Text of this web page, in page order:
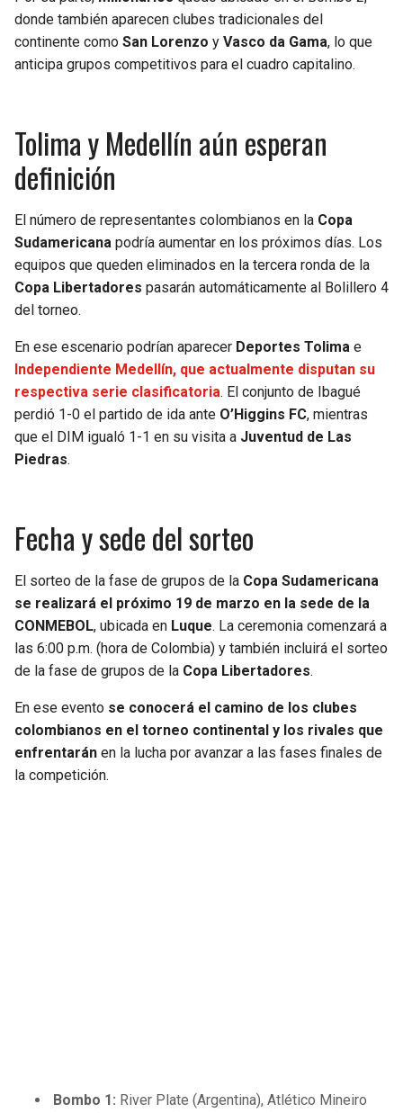
donde también aparecen clubes tradicionales del
continente como San Lorenzo y Vasco da Gama, lo que
anticipa grupos competitivos para el cuadro capitalino.
Tolima y Medellín aún esperan
definición
El número de representantes colombianos en la Copa
Sudamericana podría aumentar en los próximos días. Los
equipos que queden eliminados en la tercera ronda de la
Copa Libertadores pasarán automáticamente al Bolillero 4
del torneo.
En ese escenario podrían aparecer Deportes Tolima e
Independiente Medellín, que actualmente disputan su
respectiva serie clasificatoria. El conjunto de Ibagué
perdió 1-0 el partido de ida ante O’Higgins FC, mientras
que el DIM igualó 1-1 en su visita a Juventud de Las
Piedras.
Fecha y sede del sorteo
El sorteo de la fase de grupos de la Copa Sudamericana
se realizará el próximo 19 de marzo en la sede de la
CONMEBOL, ubicada en Luque. La ceremonia comenzará a
las 6:00 p.m. (hora de Colombia) y también incluirá el sorteo
de la fase de grupos de la Copa Libertadores.
En ese evento se conocerá el camino de los clubes
colombianos en el torneo continental y los rivales que
enfrentarán en la lucha por avanzar a las fases finales de
la competición.
Bombo 1: River Plate (Argentina), Atlético Mineiro